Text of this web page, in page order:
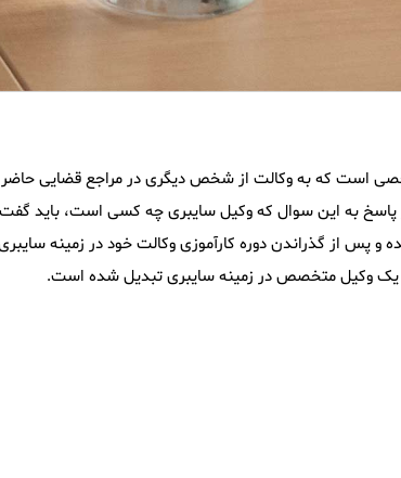
است که به وکالت از شخص دیگری در مراجع قضایی
پاسخ به این سوال که وکیل سایبری چه کسی است، باید
و پس از گذراندن دوره کارآموزی وکالت خود در زمینه
یک وکیل متخصص در زمینه سایبری تبدیل شده است.